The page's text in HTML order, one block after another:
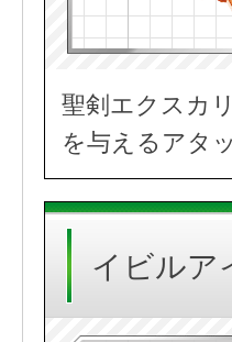
聖剣エクスカ
を与えるアタ
イビルア